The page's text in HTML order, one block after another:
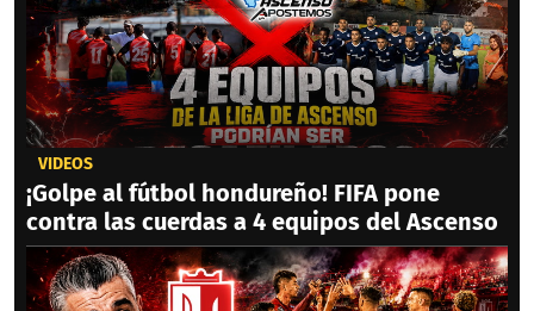
VIDEOS
¡Golpe al fútbol hondureño! FIFA pone
contra las cuerdas a 4 equipos del Ascenso